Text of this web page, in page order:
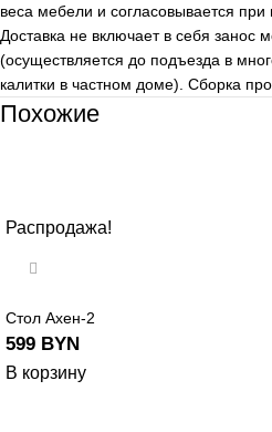
веса мебели и согласовывается при
Доставка не включает в себя занос
(осуществляется до подъезда в
калитки в частном доме). Сборка
Похожие
Распродажа!
Стол Ахен-2
599 BYN
В корзину